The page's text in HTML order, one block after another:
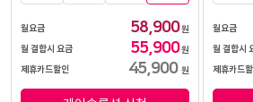
월요금 58,900원
월 결합시 요금
55,900원
제휴카드할인
45,900 원
월요금
월 결합시
제휴카드